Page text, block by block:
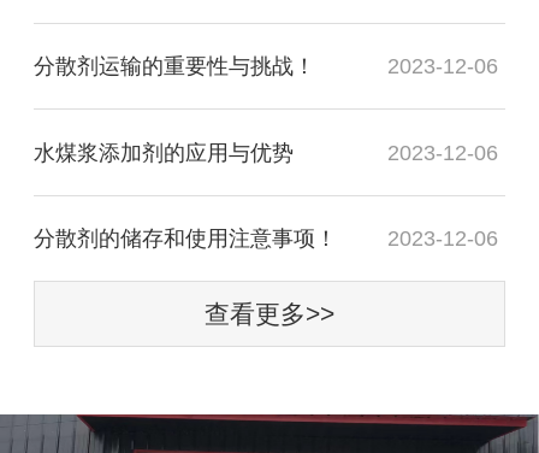
分散剂运输的重要性与挑战！ 2023-12-06
水煤浆添加剂的应用与优势 2023-12-06
分散剂的储存和使用注意事项！ 2023-12-06
查看更多>>